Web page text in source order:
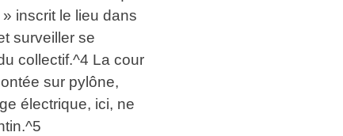
inscrit le lieu dans
surveiller se
collectif.^4 La cour
sur pylône,
électrique, ici, ne